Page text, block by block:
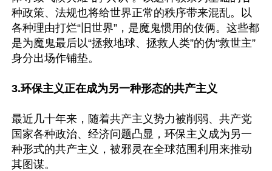
种政策、法规也将给世界正常的秩序带来混乱。以
各种理由打烂“旧世界”，是魔鬼惯用的伎俩。这些都
是为魔鬼最后以“拯救地球、拯救人类”的伪“救世主”
身分出场作铺垫。
3.环保主义正在成为另一种形态的共产主义
最近几十年来，随着共产主义势力被削弱、共产党
国家各种政治、经济问题凸显，环保主义成为另一
种形式的共产主义，被邪灵在全球范围利用来推动
其图谋。